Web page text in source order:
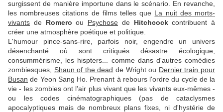
surgissent de manière importune dans le scénario. En revanche,
les nombreuses citations de films telles que La nuit des morts-
vivants de Romero ou Psychose de Hitchcockcontribuent à
créer une atmosphère poétique et politique.
L'humour pince-sans-rire, parfois noir, engendre un univers
désenchanté où sont critiqués désastre écologique,
consummérisme, les hispters... comme dans d'autres comédies
zombiesques, Shaun of the dead de Wright ou Dernier train pour
Busan de Yeon Sang Ho. Prenant à rebours l'ordre du cycle de la
vie - les zombies ont l'air plus vivant que les vivants eux-mêmes -
ou les codes cinématographiques (pas de cataclysmes
apocalyptiques mais de nombreux plans fixes, ni d'hystérie de